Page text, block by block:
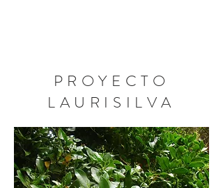
PROYECTO
LAURISILVA